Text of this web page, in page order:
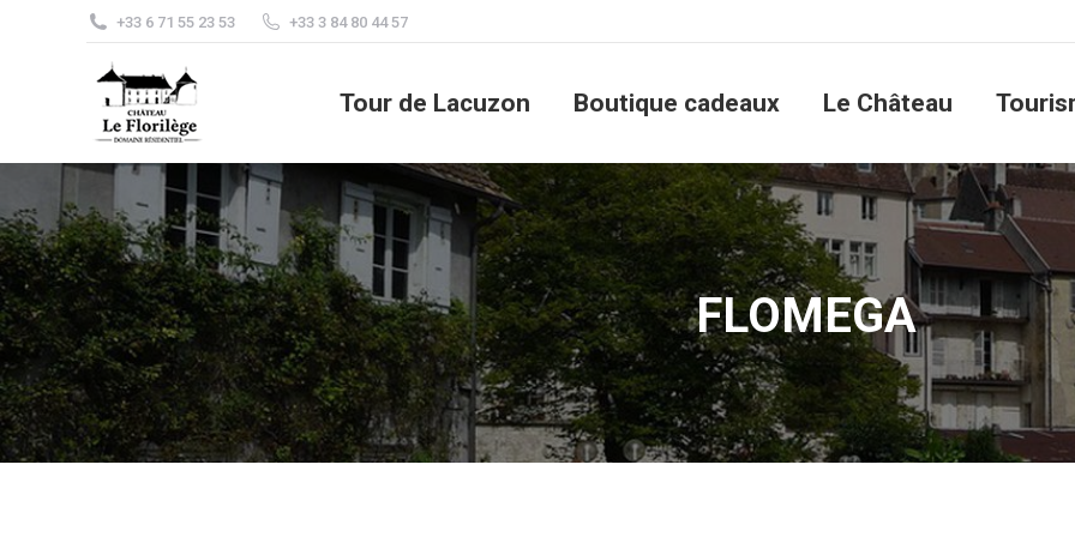
+33 6 71 55 23 53 +33 3 84 80 44 57
Tour de Lacuzon Boutique cadeaux Le Château
FLOMEGA
Tour de Lacuzon Boutique cadeaux Le Château Tourisme